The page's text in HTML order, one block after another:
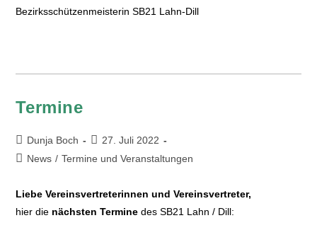
Bezirksschützenmeisterin SB21 Lahn-Dill
Termine
Dunja Boch
27. Juli 2022
News / Termine und Veranstaltungen
Liebe Vereinsvertreterinnen und Vereinsvertreter,
hier die nächsten Terminedes SB21 Lahn / Dill: